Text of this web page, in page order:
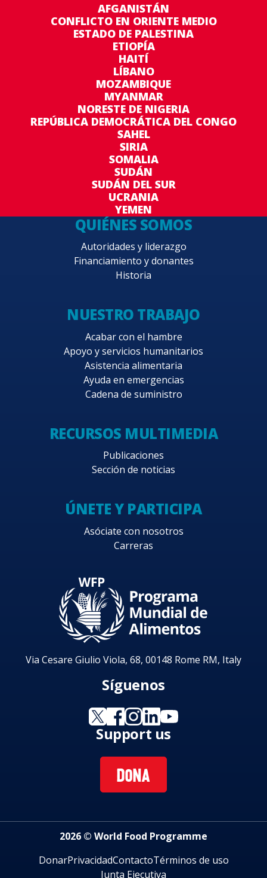
AFGANISTÁN
CONFLICTO EN ORIENTE MEDIO
ESTADO DE PALESTINA
ETIOPÍA
HAITÍ
LÍBANO
MOZAMBIQUE
MYANMAR
NORESTE DE NIGERIA
REPÚBLICA DEMOCRÁTICA DEL CONGO
SAHEL
SIRIA
SOMALIA
SUDÁN
SUDÁN DEL SUR
UCRANIA
YEMEN
QUIÉNES SOMOS
Autoridades y liderazgo
Financiamiento y donantes
Historia
NUESTRO TRABAJO
Acabar con el hambre
Apoyo y servicios humanitarios
Asistencia alimentaria
Ayuda en emergencias
Cadena de suministro
RECURSOS MULTIMEDIA
Publicaciones
Sección de noticias
ÚNETE Y PARTICIPA
Asóciate con nosotros
Carreras
Via Cesare Giulio Viola, 68, 00148 Rome RM, Italy
Síguenos
Support us
DONA
2026 © World Food Programme
DonarPrivacidadContactoTérminos de uso
Junta Ejecutiva